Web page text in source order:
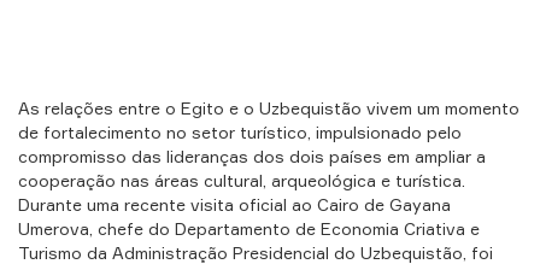
As relações entre o Egito e o Uzbequistão vivem um momento
de fortalecimento no setor turístico, impulsionado pelo
compromisso das lideranças dos dois países em ampliar a
cooperação nas áreas cultural, arqueológica e turística.
Durante uma recente visita oficial ao Cairo de Gayana
Umerova, chefe do Departamento de Economia Criativa e
Turismo da Administração Presidencial do Uzbequistão, foi